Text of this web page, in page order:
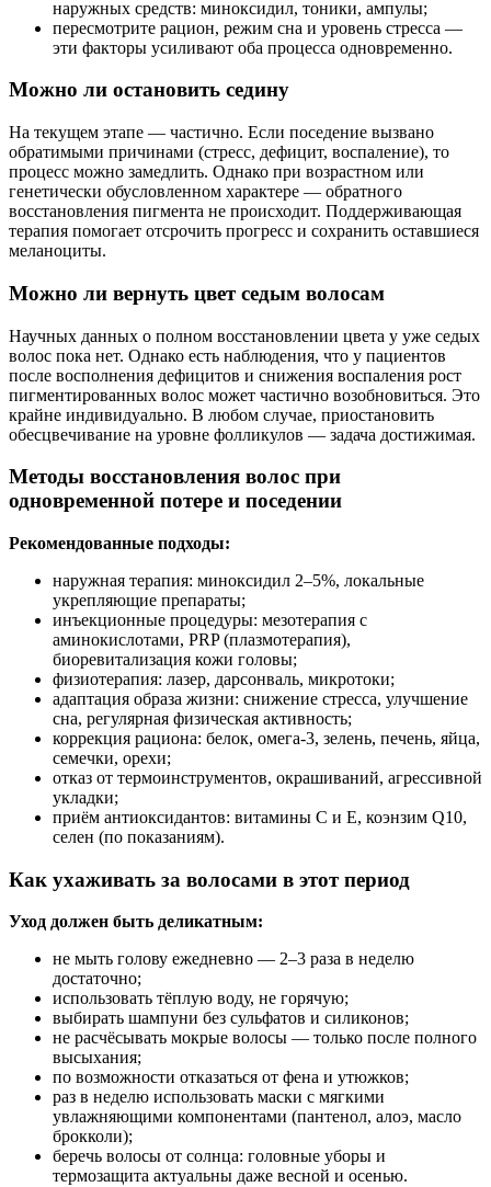
наружных средств: миноксидил, тоники, ампулы;
пересмотрите рацион, режим сна и уровень стресса —
эти факторы усиливают оба процесса одновременно.
Можно ли остановить седину
На текущем этапе — частично. Если поседение вызвано
обратимыми причинами (стресс, дефицит, воспаление), то
процесс можно замедлить. Однако при возрастном или
генетически обусловленном характере — обратного
восстановления пигмента не происходит. Поддерживающая
терапия помогает отсрочить прогресс и сохранить оставшиеся
меланоциты.
Можно ли вернуть цвет седым волосам
Научных данных о полном восстановлении цвета у уже седых
волос пока нет. Однако есть наблюдения, что у пациентов
после восполнения дефицитов и снижения воспаления рост
пигментированных волос может частично возобновиться. Это
крайне индивидуально. В любом случае, приостановить
обесцвечивание на уровне фолликулов — задача достижимая.
Методы восстановления волос при
одновременной потере и поседении
Рекомендованные подходы:
наружная терапия: миноксидил 2–5%, локальные
укрепляющие препараты;
инъекционные процедуры: мезотерапия с
аминокислотами, PRP (плазмотерапия),
биоревитализация кожи головы;
физиотерапия: лазер, дарсонваль, микротоки;
адаптация образа жизни: снижение стресса, улучшение
сна, регулярная физическая активность;
коррекция рациона: белок, омега-3, зелень, печень, яйца,
семечки, орехи;
отказ от термоинструментов, окрашиваний, агрессивной
укладки;
приём антиоксидантов: витамины C и E, коэнзим Q10,
селен (по показаниям).
Как ухаживать за волосами в этот период
Уход должен быть деликатным:
не мыть голову ежедневно — 2–3 раза в неделю
достаточно;
использовать тёплую воду, не горячую;
выбирать шампуни без сульфатов и силиконов;
не расчёсывать мокрые волосы — только после полного
высыхания;
по возможности отказаться от фена и утюжков;
раз в неделю использовать маски с мягкими
увлажняющими компонентами (пантенол, алоэ, масло
брокколи);
беречь волосы от солнца: головные уборы и
термозащита актуальны даже весной и осенью.